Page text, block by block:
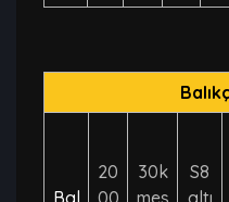
Bal
20
00
30k
mes
S8
altı